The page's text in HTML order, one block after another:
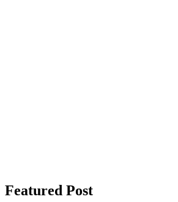
Featured Post